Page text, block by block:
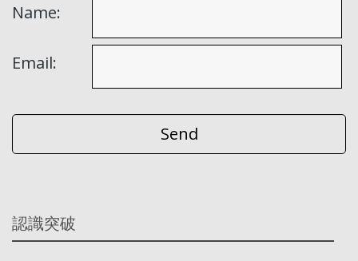
Name:
Email:
認識突破